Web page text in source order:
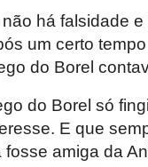
há falsidade
um certo
do Borel
do Borel só
E que
amiga da